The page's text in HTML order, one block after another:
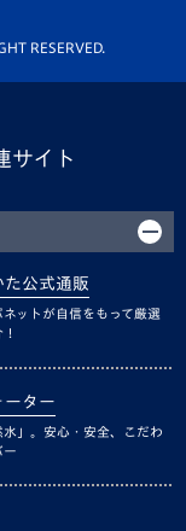
RESERVED.
サイト
た公式通販
ットが自信をもって厳選
ーター
水」。安心・安全、こだわ
ー